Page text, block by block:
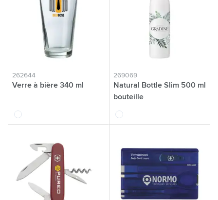
262644
Verre à bière 340 ml
translucide
269069
Natural Bottle Slim 500 ml
bouteille
blanc